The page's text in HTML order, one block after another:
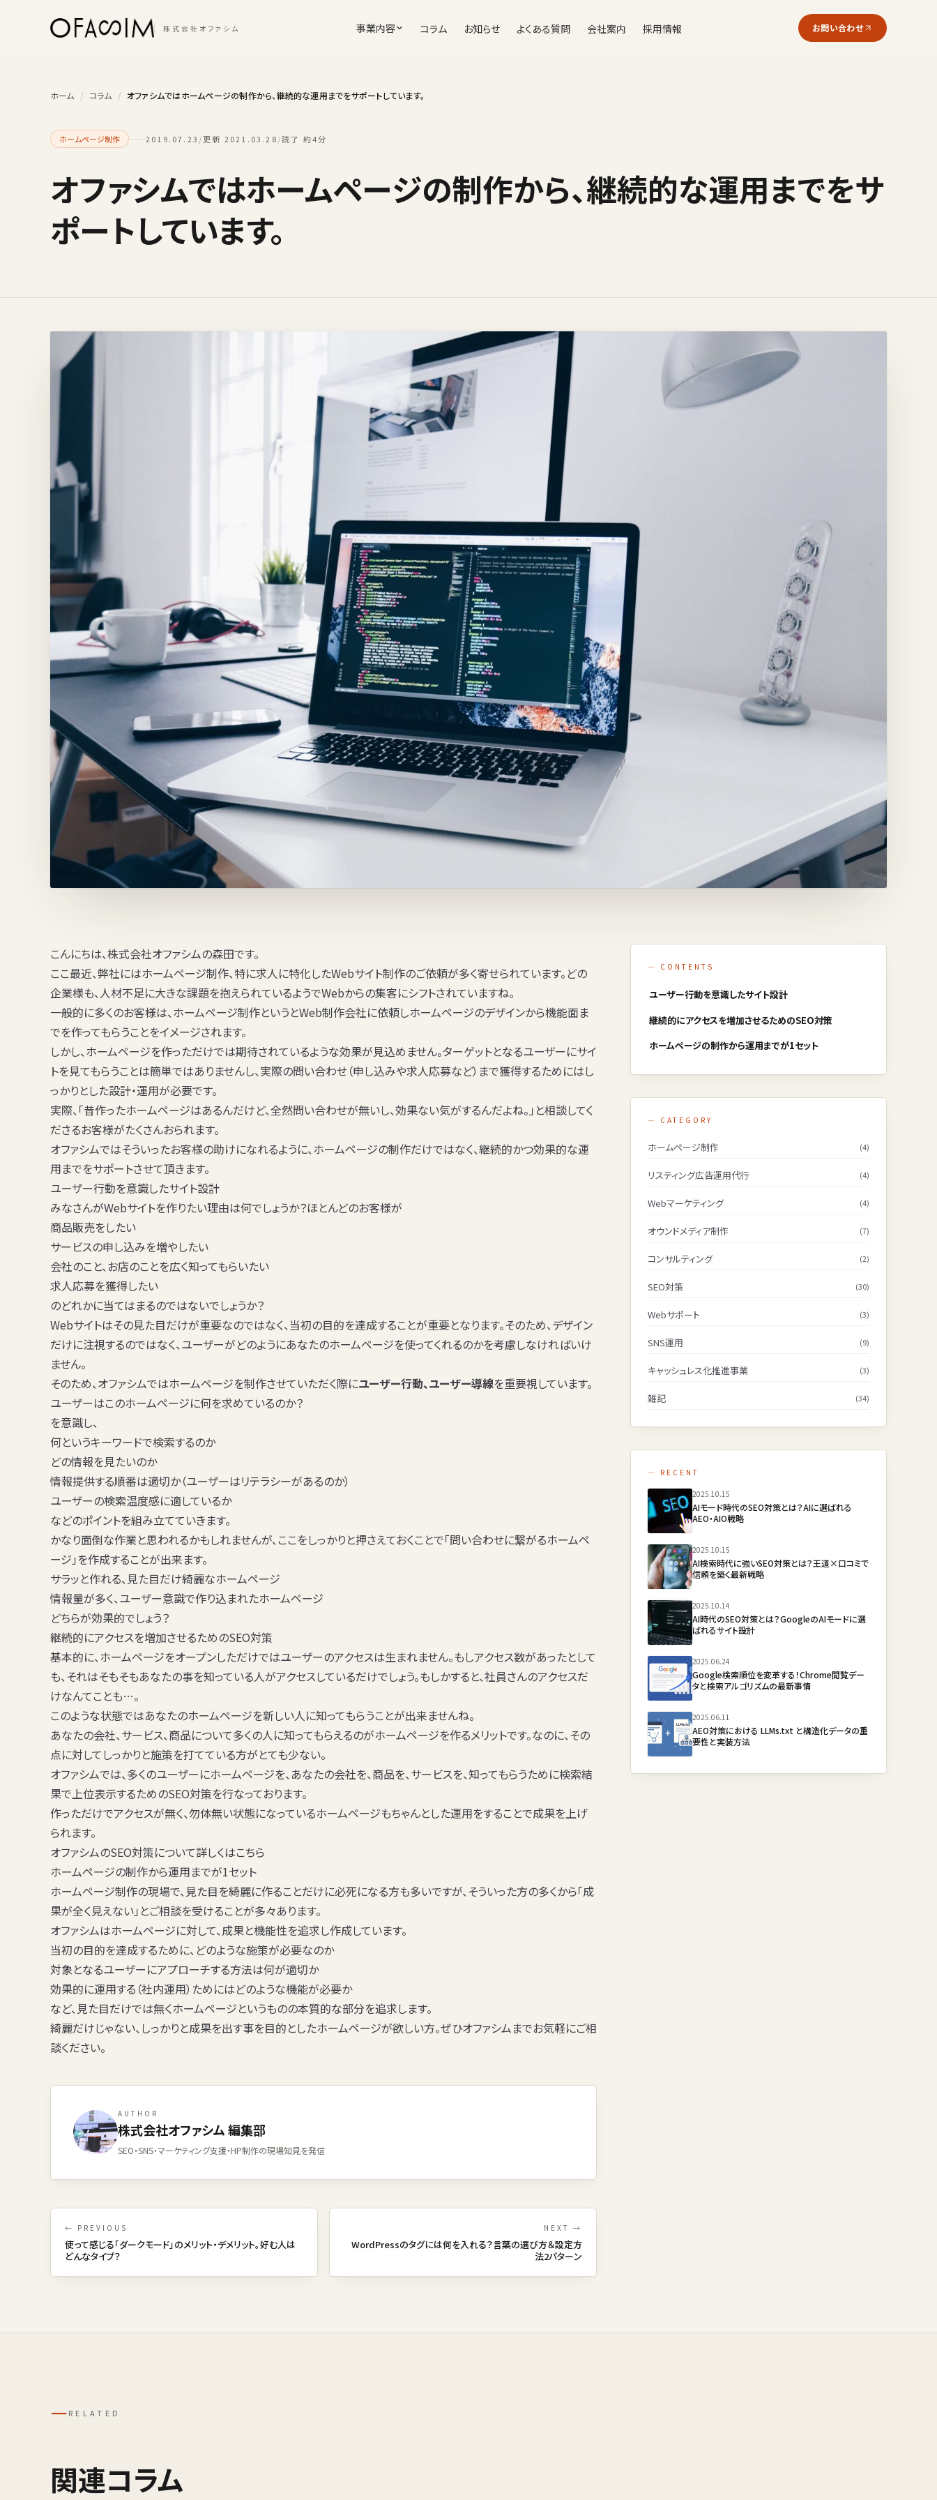
株式会社オファシム 事業内容 コラム お知らせ よくある質問 会社案内 採用情報 お問い合わせ
ホーム / コラム / オファシムではホームページの制作から、継続的な運用までをサポートしています。
ホームページ制作 2019.07.23 /更新 2021.03.28/読了 約4分
オファシムではホームページの制作から、継続的な運用までをサ
ポートしています。
こんにちは、株式会社オファシムの森田です。
ここ最近、弊社にはホームページ制作、特に求人に特化したWebサイト制作のご依頼が多く寄せられています。どの
企業様も、人材不足に大きな課題を抱えられているようでWebからの集客にシフトされていますね。
一般的に多くのお客様は、ホームページ制作というとWeb制作会社に依頼しホームページのデザインから機能面ま
でを作ってもらうことをイメージされます。
しかし、ホームページを作っただけでは期待されているような効果が見込めません。ターゲットとなるユーザーにサイ
トを見てもらうことは簡単ではありませんし、実際の問い合わせ（申し込みや求人応募など）まで獲得するためにはし
っかりとした設計・運用が必要です。
実際、「昔作ったホームページはあるんだけど、全然問い合わせが無いし、効果ない気がするんだよね。」と相談してく
ださるお客様がたくさんおられます。
オファシムではそういったお客様の助けになれるように、ホームページの制作だけではなく、継続的かつ効果的な運
用までをサポートさせて頂きます。
ユーザー行動を意識したサイト設計
みなさんがWebサイトを作りたい理由は何でしょうか？ほとんどのお客様が
商品販売をしたい
サービスの申し込みを増やしたい
会社のこと、お店のことを広く知ってもらいたい
求人応募を獲得したい
のどれかに当てはまるのではないでしょうか？
Webサイトはその見た目だけが重要なのではなく、当初の目的を達成することが重要となります。そのため、デザイン
だけに注視するのではなく、ユーザーがどのようにあなたのホームページを使ってくれるのかを考慮しなければいけ
ません。
そのため、オファシムではホームページを制作させていただく際にユーザー行動、ユーザー導線を重要視しています。
ユーザーはこのホームページに何を求めているのか？
を意識し、
何というキーワードで検索するのか
どの情報を見たいのか
情報提供する順番は適切か（ユーザーはリテラシーがあるのか）
ユーザーの検索温度感に適しているか
などのポイントを組み立てていきます。
かなり面倒な作業と思われるかもしれませんが、ここをしっかりと押さえておくことで「問い合わせに繋がるホームペ
ージ」を作成することが出来ます。
サラッと作れる、見た目だけ綺麗なホームページ
情報量が多く、ユーザー意識で作り込まれたホームページ
どちらが効果的でしょう？
継続的にアクセスを増加させるためのSEO対策
基本的に、ホームページをオープンしただけではユーザーのアクセスは生まれません。もしアクセス数があったとして
も、それはそもそもあなたの事を知っている人がアクセスしているだけでしょう。もしかすると、社員さんのアクセスだ
けなんてことも…。
このような状態ではあなたのホームページを新しい人に知ってもらうことが出来ませんね。
あなたの会社、サービス、商品について多くの人に知ってもらえるのがホームページを作るメリットです。なのに、その
点に対してしっかりと施策を打てている方がとても少ない。
オファシムでは、多くのユーザーにホームページを、あなたの会社を、商品を、サービスを、知ってもらうために検索結
果で上位表示するためのSEO対策を行なっております。
作っただけでアクセスが無く、勿体無い状態になっているホームページもちゃんとした運用をすることで成果を上げ
られます。
オファシムのSEO対策について詳しくはこちら
ホームページの制作から運用までが1セット
ホームページ制作の現場で、見た目を綺麗に作ることだけに必死になる方も多いですが、そういった方の多くから「成
果が全く見えない」とご相談を受けることが多々あります。
オファシムはホームページに対して、成果と機能性を追求し作成しています。
当初の目的を達成するために、どのような施策が必要なのか
対象となるユーザーにアプローチする方法は何が適切か
効果的に運用する（社内運用）ためにはどのような機能が必要か
など、見た目だけでは無くホームページというものの本質的な部分を追求します。
綺麗だけじゃない、しっかりと成果を出す事を目的としたホームページが欲しい方。ぜひオファシムまでお気軽にご相
談ください。
AUTHOR
株式会社オファシム 編集部
SEO・SNS・マーケティング支援・HP制作の現場知見を発信
← PREVIOUS
使って感じる「ダークモード」のメリット・デメリット。好む人は
どんなタイプ？
NEXT →
WordPressのタグには何を入れる？言葉の選び方＆設定方
法2パターン
— CONTENTS
ユーザー行動を意識したサイト設計
継続的にアクセスを増加させるためのSEO対策
ホームページの制作から運用までが1セット
— CATEGORY
ホームページ制作 (4)
リスティング広告運用代行 (4)
Webマーケティング (4)
オウンドメディア制作 (7)
コンサルティング (2)
SEO対策 (30)
Webサポート (3)
SNS運用 (9)
キャッシュレス化推進事業 (3)
雑記 (34)
— RECENT
2025.10.15
AIモード時代のSEO対策とは？AIに選ばれる
AEO・AIO戦略
2025.10.15
AI検索時代に強いSEO対策とは？王道×口コミで
信頼を築く最新戦略
2025.10.14
AI時代のSEO対策とは？GoogleのAIモードに選
ばれるサイト設計
2025.06.24
Google検索順位を変革する！Chrome閲覧デー
タと検索アルゴリズムの最新事情
2025.06.11
AEO対策における LLMs.txt と構造化データの重
要性と実装方法
─ RELATED
関連コラム